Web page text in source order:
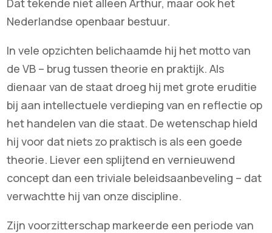
Dat tekende niet alleen Arthur, maar ook het
Nederlandse openbaar bestuur.
In vele opzichten belichaamde hij het motto van
de VB – brug tussen theorie en praktijk. Als
dienaar van de staat droeg hij met grote eruditie
bij aan intellectuele verdieping van en reflectie op
het handelen van die staat. De wetenschap hield
hij voor dat niets zo praktisch is als een goede
theorie. Liever een splijtend en vernieuwend
concept dan een triviale beleidsaanbeveling – dat
verwachtte hij van onze discipline.
Zijn voorzitterschap markeerde een periode van